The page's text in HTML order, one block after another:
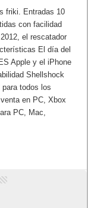
friki. Entradas 10
con facilidad
el rescatador
El día del
Apple y el iPhone
Shellshock
todos los
en PC, Xbox
PC, Mac,